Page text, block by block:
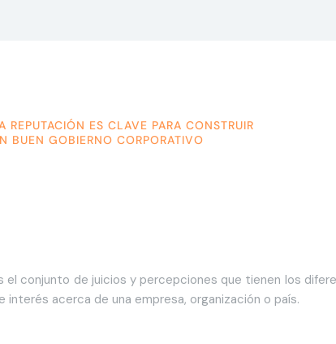
REPUTACIÓN ES CLAVE PARA CONSTRUIR
BUEN GOBIERNO CORPORATIVO
el conjunto de juicios y percepciones que tienen los
interés acerca de una empresa, organización o país.